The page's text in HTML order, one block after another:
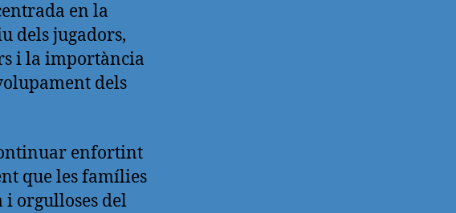
en la
dels jugadors,
i la importància
dels
enfortint
que les famílies
i orgulloses del